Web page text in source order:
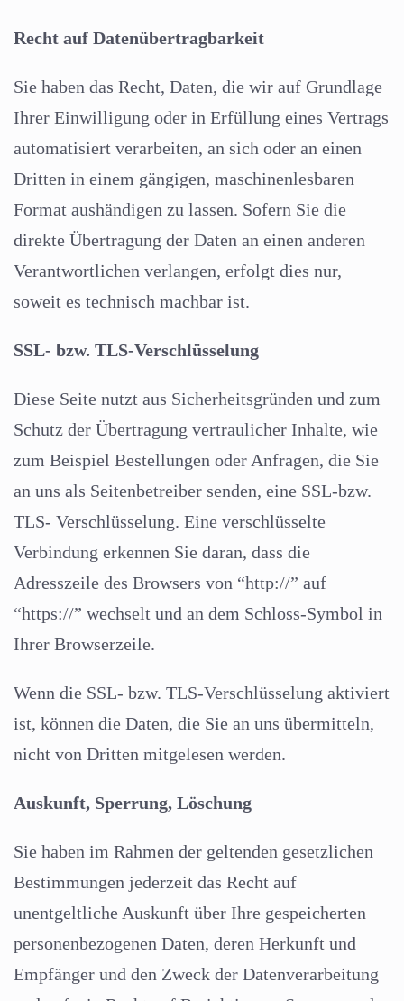
Recht auf Datenübertragbarkeit
Sie haben das Recht, Daten, die wir auf Grundlage
Ihrer Einwilligung oder in Erfüllung eines Vertrags
automatisiert verarbeiten, an sich oder an einen
Dritten in einem gängigen, maschinenlesbaren
Format aushändigen zu lassen. Sofern Sie die
direkte Übertragung der Daten an einen anderen
Verantwortlichen verlangen, erfolgt dies nur,
soweit es technisch machbar ist.
SSL- bzw. TLS-Verschlüsselung
Diese Seite nutzt aus Sicherheitsgründen und zum
Schutz der Übertragung vertraulicher Inhalte, wie
zum Beispiel Bestellungen oder Anfragen, die Sie
an uns als Seitenbetreiber senden, eine SSL-bzw.
TLS- Verschlüsselung. Eine verschlüsselte
Verbindung erkennen Sie daran, dass die
Adresszeile des Browsers von “http://” auf
“https://” wechselt und an dem Schloss-Symbol in
Ihrer Browserzeile.
Wenn die SSL- bzw. TLS-Verschlüsselung aktiviert
ist, können die Daten, die Sie an uns übermitteln,
nicht von Dritten mitgelesen werden.
Auskunft, Sperrung, Löschung
Sie haben im Rahmen der geltenden gesetzlichen
Bestimmungen jederzeit das Recht auf
unentgeltliche Auskunft über Ihre gespeicherten
personenbezogenen Daten, deren Herkunft und
Empfänger und den Zweck der Datenverarbeitung